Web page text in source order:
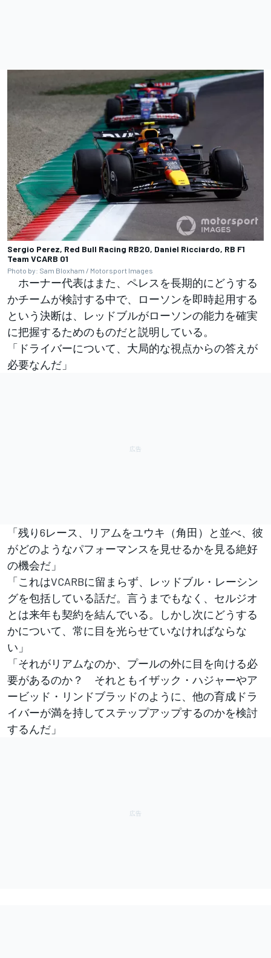
Sergio Perez, Red Bull Racing RB20, Daniel Ricciardo, RB F1
Team VCARB 01
Photo by: Sam Bloxham / Motorsport Images
ホーナー代表はまた、ペレスを長期的にどうする
かチームが検討する中で、ローソンを即時起用する
という決断は、レッドブルがローソンの能力を確実
に把握するためのものだと説明している。
「ドライバーについて、大局的な視点からの答えが
必要なんだ」
「残り6レース、リアムをユウキ（角田）と並べ、彼
がどのようなパフォーマンスを見せるかを見る絶好
の機会だ」
「これはVCARBに留まらず、レッドブル・レーシン
グを包括している話だ。言うまでもなく、セルジオ
とは来年も契約を結んでいる。しかし次にどうする
かについて、常に目を光らせていなければならな
い」
「それがリアムなのか、プールの外に目を向ける必
要があるのか？ それともイザック・ハジャーやア
ービッド・リンドブラッドのように、他の育成ドラ
イバーが満を持してステップアップするのかを検討
するんだ」